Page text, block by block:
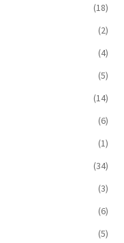
(18)
(2)
(4)
(5)
(14)
(6)
(1)
(34)
(3)
(6)
(5)